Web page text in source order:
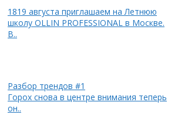
1819 августа приглашаем на Летнюю
школу OLLIN PROFESSIONAL в Москве.
В..
Разбор трендов #1
Горох снова в центре внимания теперь
он..